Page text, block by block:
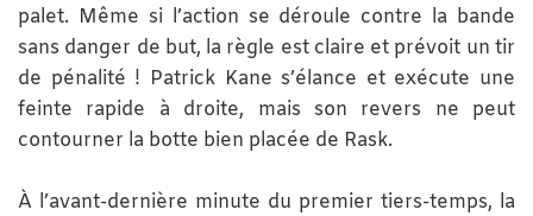
palet. Même si l’action se déroule contre la bande
sans danger de but, la règle est claire et prévoit un tir
de pénalité ! Patrick Kane s’élance et exécute une
feinte rapide à droite, mais son revers ne peut
contourner la botte bien placée de Rask.
À l’avant-dernière minute du premier tiers-temps, la